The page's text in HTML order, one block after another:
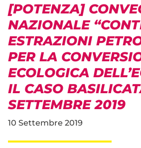
[POTENZA]
NAZIONALE
ESTRAZIONI
PER LA
ECOLOGICA
IL CASO
SETTEMBRE 2019
10 Settembre 2019